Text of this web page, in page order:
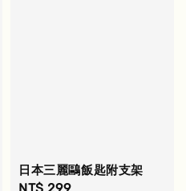
日本三麗鷗飯匙附支架
Regular
NT$ 299